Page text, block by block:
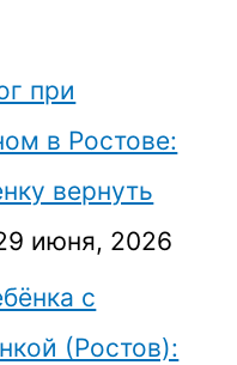
при
в Ростове:
вернуть
июня, 2026
с
(Ростов):